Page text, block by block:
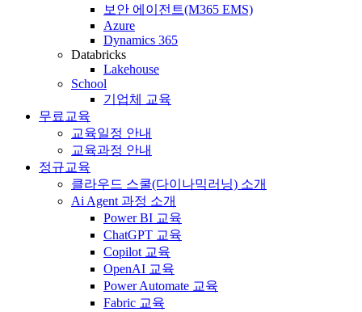
보안 에이전트(M365 EMS)
Azure
Dynamics 365
Databricks
Lakehouse
School
기업체 교육
무료교육
교육일정 안내
교육과정 안내
정규교육
클라우드 스쿨(다이나믹러닝) 소개
Ai Agent 과정 소개
Power BI 교육
ChatGPT 교육
Copilot 교육
OpenAI 교육
Power Automate 교육
Fabric 교육